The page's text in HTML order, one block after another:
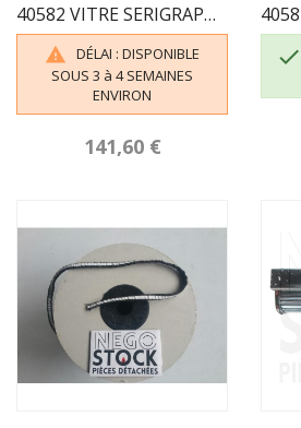
40582 VITRE SERIGRAPHIEE SILVER 260X355X4

DÉLAI : DISPONIBLE
SOUS 3 à 4 SEMAINES
ENVIRON
141,60 €
